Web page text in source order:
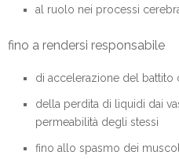
al ruolo nei processi
fino a rendersi responsabile
di accelerazione del battito
della perdita di liquidi dai
permeabilità degli stessi
fino allo spasmo dei